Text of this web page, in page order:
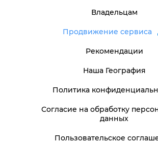
Владельцам
Продвижение сервиса
Рекомендации
Наша География
Политика
Согласие на обработку
данных
Пользовательское